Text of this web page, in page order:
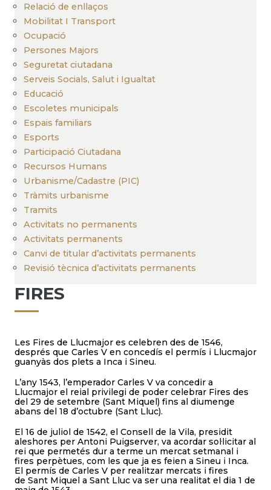
Relació de enllaços
Mobilitat I Transport
Ocupació
Persones Majors
Seguretat ciutadana
Serveis Socials, Salut i Igualtat
Educació
Escoletes municipals
Espais familiars
Esports
Participació Ciutadana
Recursos Humans
Urbanisme/Cadastre (PIC)
Tràmits urbanisme
Tramits
Activitats no permanents
Activitats permanents
Canvi de titular d’activitats permanents
Revisió tècnica d’activitats permanents
FIRES
Les Fires de Llucmajor es celebren des de 1546,
després que Carles V en concedís el permís i Llucmajor
guanyàs dos plets a Inca i Sineu.
L’any 1543, l’emperador Carles V va concedir a
Llucmajor el reial privilegi de poder celebrar Fires des
del 29 de setembre (Sant Miquel) fins al diumenge
abans del 18 d’octubre (Sant Lluc).
El 16 de juliol de 1542, el Consell de la Vila, presidit
aleshores per Antoni Puigserver, va acordar sol·licitar al
rei que permetés dur a terme un mercat setmanal i
fires perpètues, com les que ja es feien a Sineu i Inca.
El permís de Carles V per realitzar mercats i fires
de Sant Miquel a Sant Lluc va ser una realitat el dia 1 de